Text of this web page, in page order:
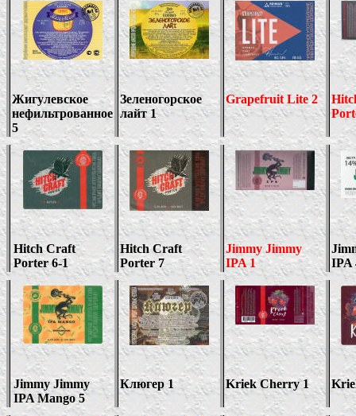
Жигулевское
нефильтрованное
5
Зеленогорское
лайт 1
Grapefruit Lite 2
Hitch Craft
Porter6-1
Hitch Craft
Porter 7
Jimmy Jimmy
IPA 1
IPA
Jimmy Jimmy
IPA Mango 5
Клюгер 1 Kriek Cherry 1